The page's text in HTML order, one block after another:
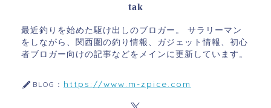
tak
最近釣りを始めた駆け出しのブロガー。 サラリーマン
をしながら、関西圏の釣り情報、ガジェット情報、初心
者ブロガー向けの記事などをメインに更新しています。
BLOG： https://www.m-zpice.com